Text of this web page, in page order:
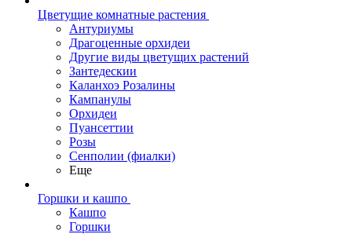
Цветущие комнатные растения
Антуриумы
Драгоценные орхидеи
Другие виды цветущих растений
Зантедескии
Каланхоэ Розалины
Кампанулы
Орхидеи
Пуансеттии
Розы
Сенполии (фиалки)
Еще
Горшки и кашпо
Кашпо
Горшки